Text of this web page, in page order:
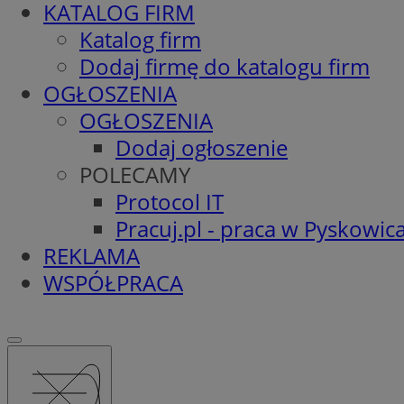
KATALOG FIRM
Katalog firm
Dodaj firmę do katalogu firm
OGŁOSZENIA
OGŁOSZENIA
Dodaj ogłoszenie
POLECAMY
Protocol IT
Pracuj.pl - praca w
REKLAMA
WSPÓŁPRACA